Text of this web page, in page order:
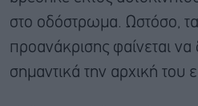
στο οδόστρωμα. Ωστόσο, τα
προανάκρισης φαίνεται
σημαντικά την αρχική του